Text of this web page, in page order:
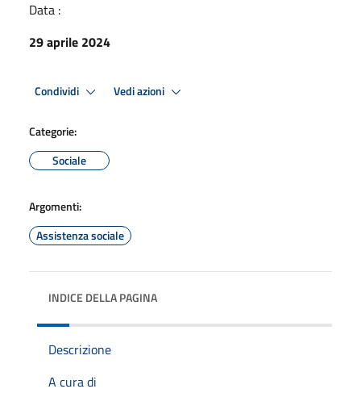
Data :
29 aprile 2024
Condividi Vedi azioni
Categorie:
Sociale
Argomenti:
Assistenza sociale
INDICE DELLA PAGINA
Descrizione
A cura di